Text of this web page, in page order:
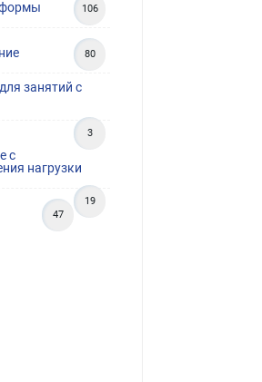
106
80
занятий с
3
с
нагрузки
19
47